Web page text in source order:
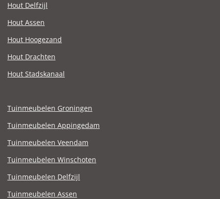
Hout Delfzijl
Hout Assen
Hout Hoogezand
Hout Drachten
Hout Stadskanaal
Tuinmeubelen Groningen
Tuinmeubelen Appingedam
Tuinmeubelen Veendam
Tuinmeubelen Winschoten
Tuinmeubelen Delfzijl
Tuinmeubelen Assen